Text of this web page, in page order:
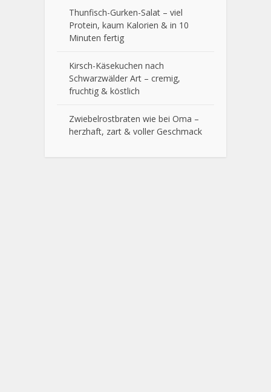
Thunfisch-Gurken-Salat – viel
Protein, kaum Kalorien & in 10
Minuten fertig
Kirsch-Käsekuchen nach
Schwarzwälder Art – cremig,
fruchtig & köstlich
Zwiebelrostbraten wie bei Oma –
herzhaft, zart & voller Geschmack